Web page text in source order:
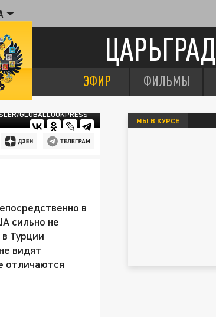
ЦАРЬГРАД
ЭФИР ФИЛЬМЫ
GLOBALLООKPRESS
в
сильно не
Турции
видят
отличаются
МЫ В КУРСЕ